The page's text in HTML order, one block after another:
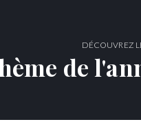
DÉCOUVREZ
de